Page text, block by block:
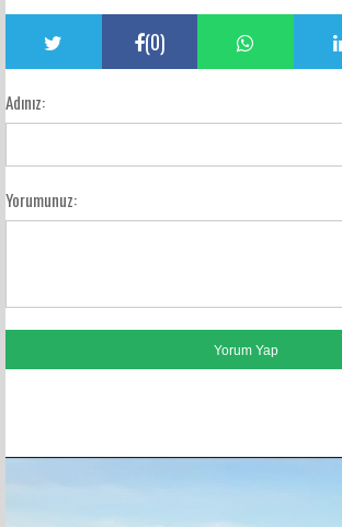
(0)
Adınız:
Yorumunuz: